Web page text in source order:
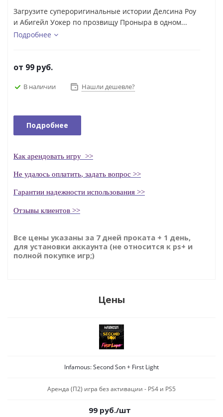
Загрузите супероригинальные истории Делсина Роу
и Абигейл Уокер по прозвищу Проныра в одном...
Подробнее
от 99 руб.
В наличии Нашли дешевле?
Подробнее
Как арендовать игру >>
Не удалось оплатить, задать вопрос >>
Гарантии надежности использования >>
Отзывы клиентов >>
Все цены указаны за 7 дней проката + 1 день,
для установки аккаунта (не относится к ps+ и
полной покупке игр;)
Цены
Infamous: Second Son + First Light
Аренда (П2) игра без активации - PS4 и PS5
99 руб./шт